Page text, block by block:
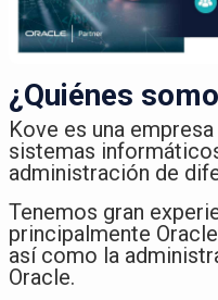
¿Quiénes
Kove es una
sistemas
administración de
Tenemos gran
principalmente
así como la
Oracle.